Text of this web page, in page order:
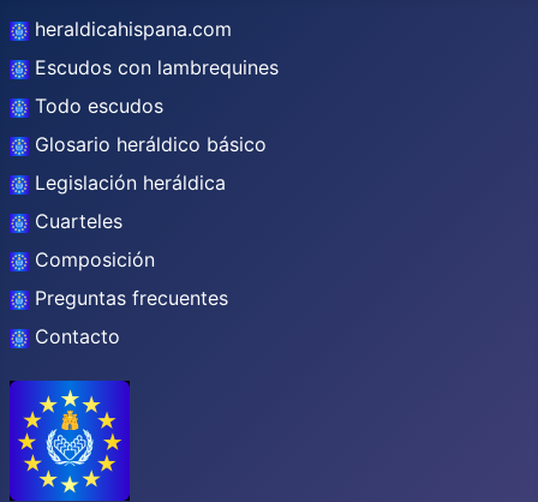
heraldicahispana.com
Escudos con lambrequines
Todo escudos
Glosario heráldico básico
Legislación heráldica
Cuarteles
Composición
Preguntas frecuentes
Contacto